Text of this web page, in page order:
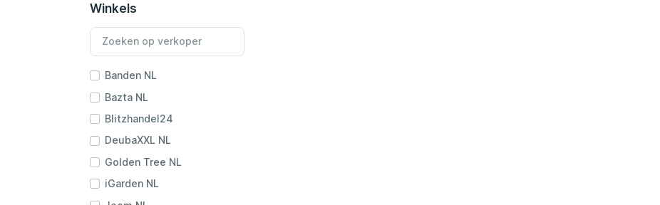
Winkels
Banden NL
Bazta NL
Blitzhandel24
DeubaXXL NL
Golden Tree NL
iGarden NL